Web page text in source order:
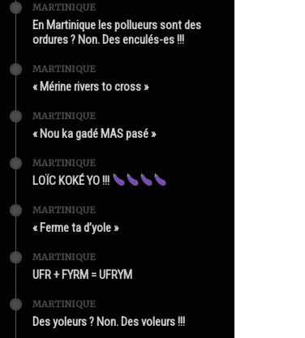
MARTINIQUE
En Martinique les pollueurs sont des
ordures ? Non. Des enculés-es !!!
MARTINIQUE
« Mérine rivers to cross »
MARTINIQUE
« Nou ka gadé MAS pasé »
MARTINIQUE
LOÏC KOKÉ YO !!!
MARTINIQUE
« Ferme ta d’yole »
MARTINIQUE
UFR + FYRM = UFRYM
MARTINIQUE
Des yoleurs ? Non. Des voleurs !!!